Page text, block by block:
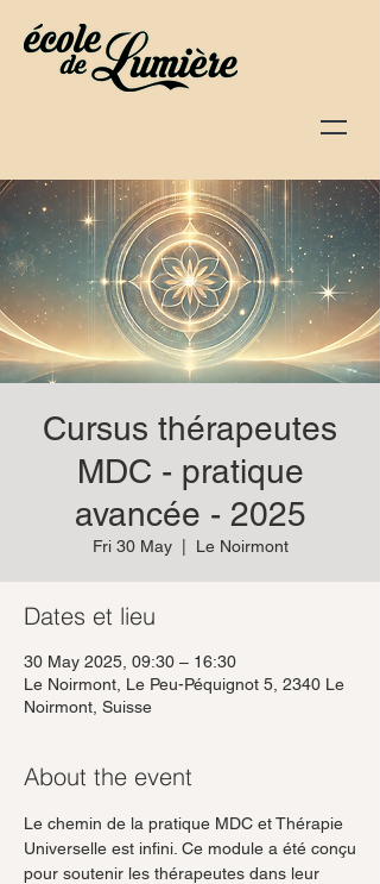
Cursus thérapeutes
MDC - pratique
avancée - 2025
Fri 30 May
  |
Le Noirmont
Dates et lieu
30 May 2025, 09:30 – 16:30
Le Noirmont, Le Peu-Péquignot 5, 2340 Le
Noirmont, Suisse
About the event
Le chemin de la pratique MDC et Thérapie
Universelle est infini. Ce module a été conçu
pour soutenir les thérapeutes dans leur